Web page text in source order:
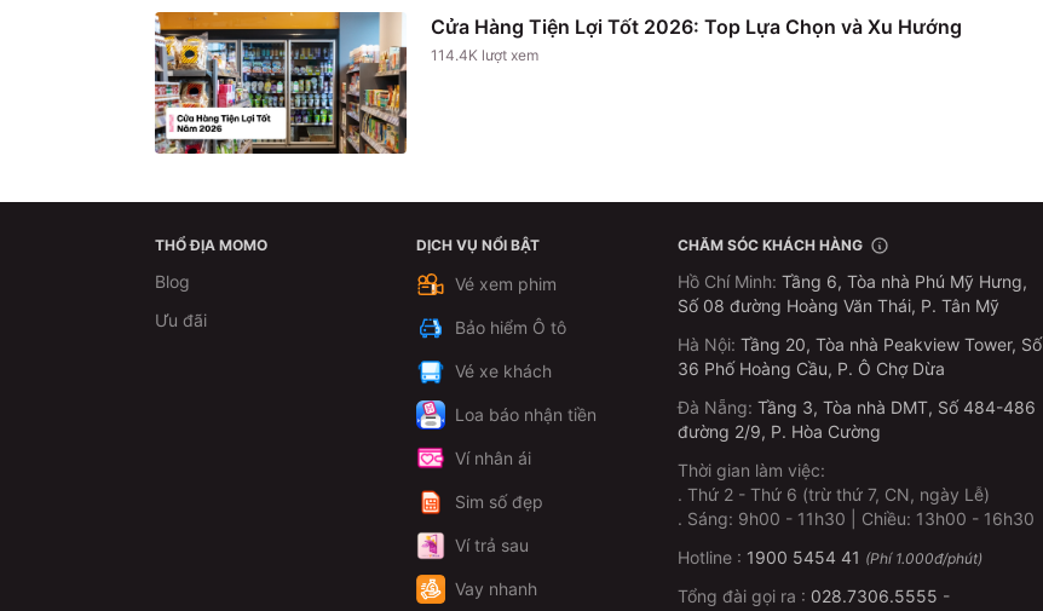
Cửa Hàng Tiện Lợi Tốt 2026: Top Lựa Chọn và Xu Hướng
114.4K lượt xem
THỔ ĐỊA MOMO
Blog
Ưu đãi
DỊCH VỤ NỔI BẬT
Vé xem phim
Bảo hiểm Ô tô
Vé xe khách
Loa báo nhận tiền
Ví nhân ái
Sim số đẹp
Ví trả sau
Vay nhanh
CHĂM SÓC KHÁCH HÀNG
Hồ Chí Minh: Tầng 6, Tòa nhà Phú Mỹ Hưng,
Số 08 đường Hoàng Văn Thái, P. Tân Mỹ
Hà Nội: Tầng 20, Tòa nhà Peakview Tower, Số
36 Phố Hoàng Cầu, P. Ô Chợ Dừa
Đà Nẵng: Tầng 3, Tòa nhà DMT, Số 484-486
đường 2/9, P. Hòa Cường
Thời gian làm việc:
. Thứ 2 - Thứ 6 (trừ thứ 7, CN, ngày Lễ)
. Sáng: 9h00 - 11h30 | Chiều: 13h00 - 16h30
Hotline : 1900 5454 41 (Phí 1.000đ/phút)
Tổng đài gọi ra : 028.7306.5555 -